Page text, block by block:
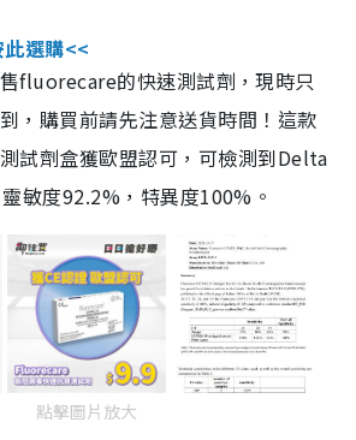
選購<<
fluorecare的快速測試劑，現時只
，購買前請先注意送貨時間！這款
試劑盒獲歐盟認可，可檢測到Delta
敏度92.2%，特異度100%。
點擊圖片放大